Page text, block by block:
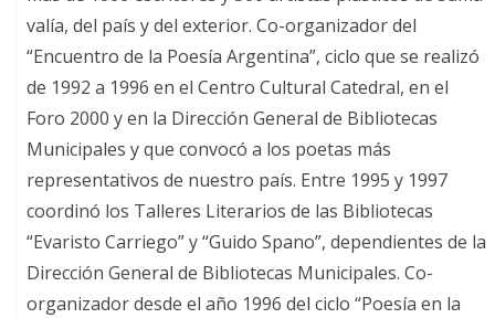
valía, del país y del exterior. Co-organizador del
“Encuentro de la Poesía Argentina”, ciclo que se realizó
de 1992 a 1996 en el Centro Cultural Catedral, en el
Foro 2000 y en la Dirección General de Bibliotecas
Municipales y que convocó a los poetas más
representativos de nuestro país. Entre 1995 y 1997
coordinó los Talleres Literarios de las Bibliotecas
“Evaristo Carriego” y “Guido Spano”, dependientes de la
Dirección General de Bibliotecas Municipales. Co-
organizador desde el año 1996 del ciclo “Poesía en la